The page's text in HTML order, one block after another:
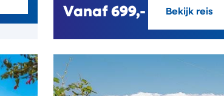
Vanaf699,- Bekijk reis